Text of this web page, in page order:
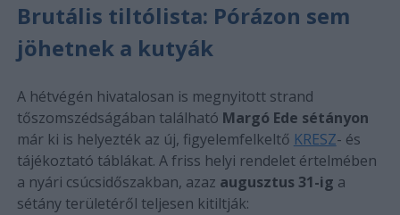
Brutális tiltólista: Pórázon sem
jöhetnek a kutyák
A hétvégén hivatalosan is megnyitott strand
tőszomszédságában található Margó Ede sétányon
már ki is helyezték az új, figyelemfelkeltő KRESZ- és
tájékoztató táblákat. A friss helyi rendelet értelmében
a nyári csúcsidőszakban, azaz augusztus 31-ig a
sétány területéről teljesen kitiltják: